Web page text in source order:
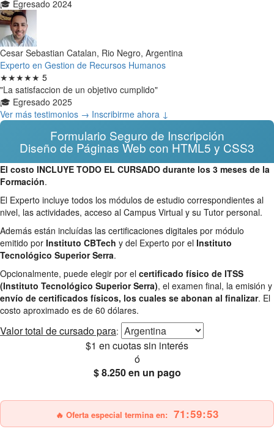
🎓 Egresado 2024
Cesar Sebastian Catalan, Rio Negro, Argentina
Experto en Gestion de Recursos Humanos
★★★★★ 5
"La satisfaccion de un objetivo cumplido"
🎓 Egresado 2025
Ver más testimonios → Inscribirme ahora ↓
Formulario Seguro de Inscripción
Diseño de Páginas Web con HTML5 y CSS3
El costo INCLUYE TODO EL CURSADO durante los 3 meses de la
Formación.
El Experto incluye todos los módulos de estudio correspondientes al
nivel, las actividades, acceso al Campus Virtual y su Tutor personal.
Además están incluídas las certificaciones digitales por módulo
emitido por Instituto CBTech y del Experto por el Instituto
Tecnológico Superior Serra.
Opcionalmente, puede elegir por el certificado físico de ITSS
(Instituto Tecnológico Superior Serra), el examen final, la emisión y
envío de certificados físicos, los cuales se abonan al finalizar. El
costo aproximado es de 60 dólares.
Valor total de cursado para:
$1 en cuotas sin interés
ó
$ 8.250en un pago
🔥 Oferta especial termina en: 71:59:51